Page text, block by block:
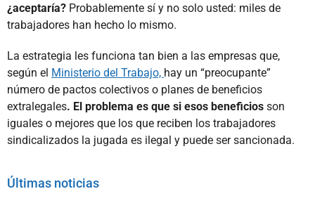
¿aceptaría? Probablemente sí y no solo usted: miles de
trabajadores han hecho lo mismo.
La estrategia les funciona tan bien a las empresas que,
según el Ministerio del Trabajo, hay un “preocupante”
número de pactos colectivos o planes de beneficios
extralegales. El problema es que si esos beneficios son
iguales o mejores que los que reciben los trabajadores
sindicalizados la jugada es ilegal y puede ser sancionada.
Últimas noticias